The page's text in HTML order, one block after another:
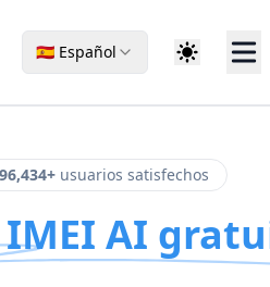
🇪🇸 Español
96,434+ usuarios satisfechos
AI